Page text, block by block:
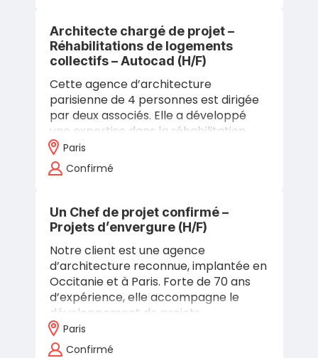
Architecte chargé de projet –
Réhabilitations de logements
collectifs – Autocad (H/F)
Cette agence d’architecture
parisienne de 4 personnes est dirigée
par deux associés. Elle a développé
une expertise dans la réhabilitation
d’immeubles de logements collectifs
en milieu occupé, pour des bailleurs
sociaux,…
Paris
Confirmé
Un Chef de projet confirmé –
Projets d’envergure (H/F)
Notre client est une agence
d’architecture reconnue, implantée en
Occitanie et à Paris. Forte de 70 ans
d’expérience, elle accompagne le
développement de projets
d’envergure en France et à
l’international dans des…
Paris
Confirmé